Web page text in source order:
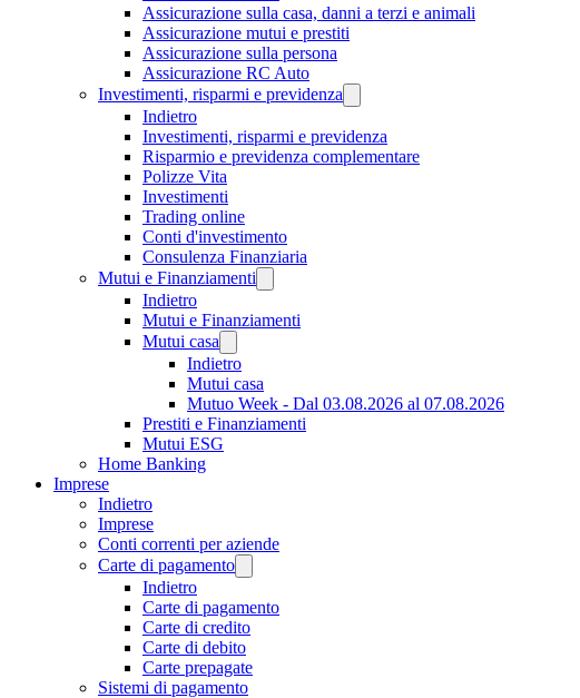
Assicurazione sulla casa, danni a terzi e animali
Assicurazione mutui e prestiti
Assicurazione sulla persona
Assicurazione RC Auto
Investimenti, risparmi e previdenza
Indietro
Investimenti, risparmi e previdenza
Risparmio e previdenza complementare
Polizze Vita
Investimenti
Trading online
Conti d'investimento
Consulenza Finanziaria
Mutui e Finanziamenti
Indietro
Mutui e Finanziamenti
Mutui casa
Indietro
Mutui casa
Mutuo Week - Dal 03.08.2026 al 07.08.2026
Prestiti e Finanziamenti
Mutui ESG
Home Banking
Imprese
Indietro
Imprese
Conti correnti per aziende
Carte di pagamento
Indietro
Carte di pagamento
Carte di credito
Carte di debito
Carte prepagate
Sistemi di pagamento